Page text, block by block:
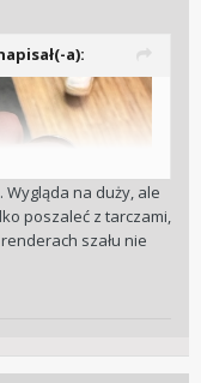
a):
Wygląda na duży, ale
poszaleć z tarczami,
szału nie